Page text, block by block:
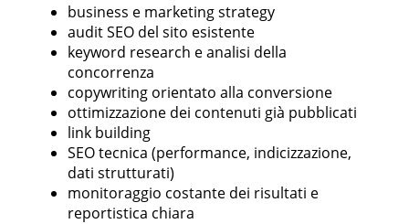
business e marketing strategy
audit SEO del sito esistente
keyword research e analisi della
concorrenza
copywriting orientato alla conversione
ottimizzazione dei contenuti già pubblicati
link building
SEO tecnica (performance, indicizzazione,
dati strutturati)
monitoraggio costante dei risultati e
reportistica chiara